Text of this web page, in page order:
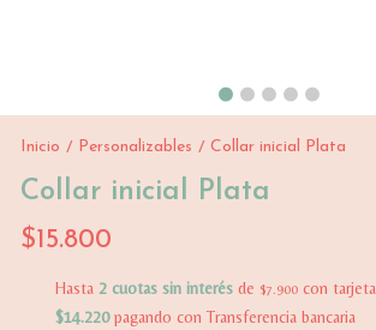
Inicio / Personalizables / Collar inicial Plata
Collar inicial Plata
$15.800
Hasta 2 cuotas sin interésde $7.900con
$14.220pagando con Transferencia bancaria